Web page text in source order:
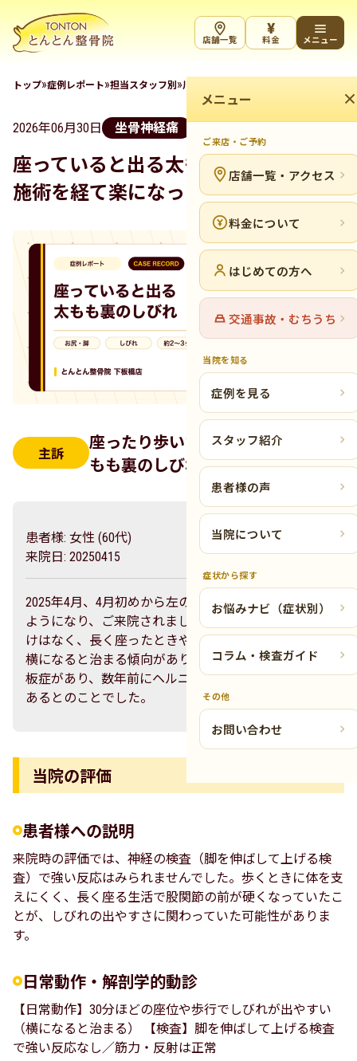
店舗一覧
¥
料金 メニュー
メニュー
ご来店・ご予約
店舗一覧・アクセス
料金について
はじめての方へ
交通事故・むちうち
当院を知る
症例を見る
スタッフ紹介
患者様の声
当院について
症状から探す
お悩みナビ（症状別）
コラム・検査ガイド
その他
お問い合わせ
トップ»症例レポート»担当スタッフ別 »川口流世の担当症例
2026年06月30日 坐骨神経痛
座っていると出る太もも裏のしびれが
施術を経て楽になった例（60代女性）
主訴
座ったり歩いたりすると出る左の太
もも裏のしびれ
患者様: 女性 (60代)
来院日: 20250415
2025年4月、4月初めから左の太もも裏にしびれが出る
ようになり、ご来院されました。はっきりしたきっか
けはなく、長く座ったときや歩いたときに出やすく、
横になると治まる傾向がありました。以前に腰椎椎間
板症があり、数年前にヘルニア手前と言われたことが
あるとのことでした。
当院の評価
患者様への説明
来院時の評価では、神経の検査（脚を伸ばして上げる検
査）で強い反応はみられませんでした。歩くときに体を支
えにくく、長く座る生活で股関節の前が硬くなっていたこ
とが、しびれの出やすさに関わっていた可能性がありま
す。
日常動作・解剖学的動診
【日常動作】30分ほどの座位や歩行でしびれが出やすい
（横になると治まる） 【検査】脚を伸ばして上げる検査
で強い反応なし／筋力・反射は正常